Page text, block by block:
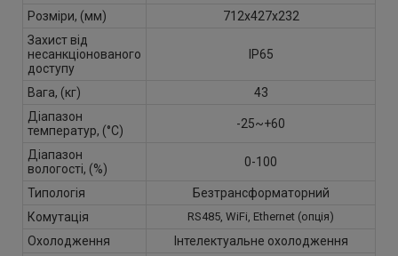
Розміри, (мм)
712х427х232
Захист від
несанкціонованого
доступу
IP65
Вага, (кг)
43
Діапазон
температур, (°С)
-25~+60
Діапазон
вологості, (%)
0-100
Типологія
Безтрансформаторний
Комутація
RS485, WiFi, Ethernet (опція)
Охолодження
Інтелектуальне охолодження